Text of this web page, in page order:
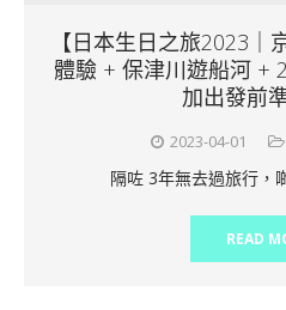
【日本生日之旅2023
體驗 + 保津川遊船河 +
加出發前
2023-04-01
隔咗 3年無去過旅行，
READ